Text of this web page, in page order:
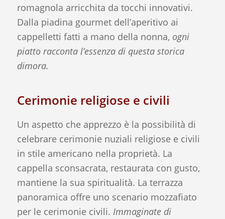
romagnola arricchita da tocchi innovativi.
Dalla piadina gourmet dell’aperitivo ai
cappelletti fatti a mano della nonna, ogni
piatto racconta l’essenza di questa storica
dimora.
Cerimonie religiose e civili
Un aspetto che apprezzo è la possibilità di
celebrare cerimonie nuziali religiose e civili
in stile americano nella proprietà. La
cappella sconsacrata, restaurata con gusto,
mantiene la sua spiritualità. La terrazza
panoramica offre uno scenario mozzafiato
per le cerimonie civili. Immaginate di